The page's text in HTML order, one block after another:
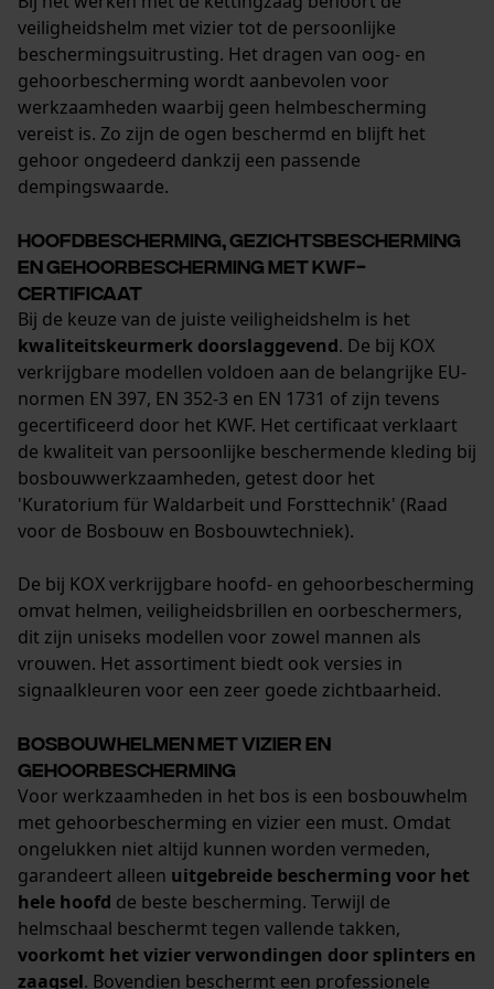
veiligheidshelm met vizier tot de persoonlijke
beschermingsuitrusting. Het dragen van oog- en
gehoorbescherming wordt aanbevolen voor
werkzaamheden waarbij geen helmbescherming
vereist is. Zo zijn de ogen beschermd en blijft het
gehoor ongedeerd dankzij een passende
dempingswaarde.
Hoofdbescherming, gezichtsbescherming
en gehoorbescherming met KWF-
certificaat
Bij de keuze van de juiste veiligheidshelm is het
kwaliteitskeurmerk doorslaggevend. De bij KOX
verkrijgbare modellen voldoen aan de belangrijke EU-
normen EN 397, EN 352-3 en EN 1731 of zijn tevens
gecertificeerd door het KWF. Het certificaat verklaart
de kwaliteit van persoonlijke beschermende kleding bij
bosbouwwerkzaamheden, getest door het
'Kuratorium für Waldarbeit und Forsttechnik' (Raad
voor de Bosbouw en Bosbouwtechniek).
De bij KOX verkrijgbare hoofd- en gehoorbescherming
omvat helmen, veiligheidsbrillen en oorbeschermers,
dit zijn uniseks modellen voor zowel mannen als
vrouwen. Het assortiment biedt ook versies in
signaalkleuren voor een zeer goede zichtbaarheid.
Bosbouwhelmen met vizier en
gehoorbescherming
Voor werkzaamheden in het bos is een bosbouwhelm
met gehoorbescherming en vizier een must. Omdat
ongelukken niet altijd kunnen worden vermeden,
garandeert alleen uitgebreide bescherming voor het
hele hoofd de beste bescherming. Terwijl de
helmschaal beschermt tegen vallende takken,
voorkomt het vizier verwondingen door splinters en
zaagsel. Bovendien beschermt een professionele
Statistische Cookies
Econda Analytics
Fact-Finder Tracking
Prestatie en functionele
Cookies
Loop54 Personalization
Gepersonaliseerde homepage
Opgeslagen winkelwagen
Geo-IP en gebruikersdetectie
YouTube-video's
Google Maps
Marketing Cookies
Google Global Site Tag
Microsoft Advertising Universal
Event Tracking
Survicate